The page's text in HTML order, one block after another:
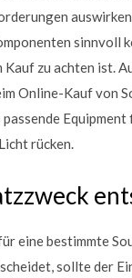
sinnvoll
Kauf zu achten ist.
Online-Kauf von
Equipment
rücken.
eine bestimmte
sollte der